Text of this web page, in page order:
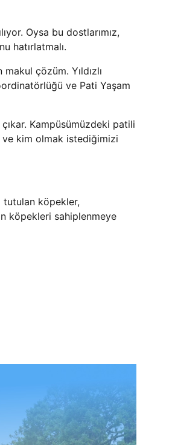
Oysa bu dostlarımız,
hatırlatmalı.
çözüm. Yıldızlı
ve Pati Yaşam
Kampüsümüzdeki patili
ve kim olmak istediğimizi
tutulan köpekler,
köpekleri sahiplenmeye